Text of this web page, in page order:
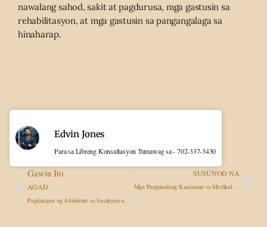
nawalang sahod, sakit at pagdurusa, mga gastusin sa
rehabilitasyon, at mga gastusin sa pangangalaga sa
hinaharap.
Gawin Ito
AGAD
Pagkatapos ng Aksidente sa Sasakyan upang Protektahan ang Iyong mga Karapatan
SUSUNOD NA
Mga Pangunahing Kaalaman sa Medikal na Malpractice: Kapag ang mga Pagkakamali ng mga Doktor ay Humantong sa mga Paghahabol sa Pinsala
Edvin Jones
Para sa Libreng Konsultasyon Tumawag sa - 702-337-3430